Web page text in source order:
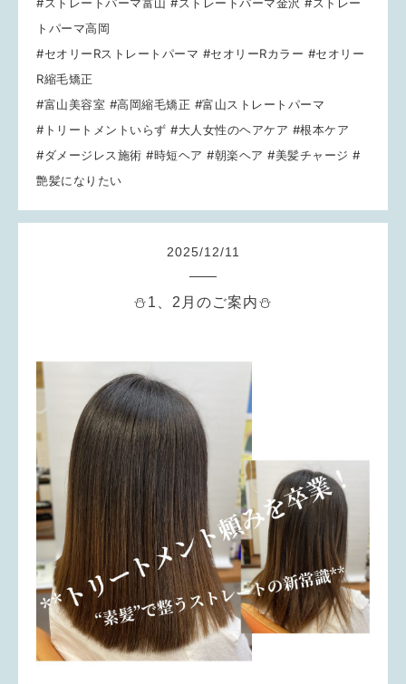
#ストレートパーマ富山 #ストレートパーマ金沢 #ストレー
トパーマ高岡
#セオリーRストレートパーマ #セオリーRカラー #セオリー
R縮毛矯正
#富山美容室 #高岡縮毛矯正 #富山ストレートパーマ
#トリートメントいらず #大人女性のヘアケア #根本ケア
#ダメージレス施術 #時短ヘア #朝楽ヘア #美髪チャージ #
艶髪になりたい
2025/12/11
⛄1、2月のご案内⛄